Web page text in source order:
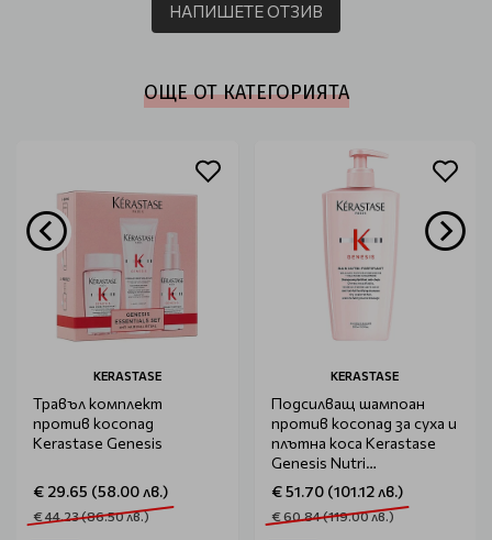
НАПИШЕТЕ ОТЗИВ
ОЩЕ ОТ КАТЕГОРИЯТА
KERASTASE
Травъл комплект
против косопад
Kerastase Genesis
€ 29.65 (58.00 лв.)
€ 44.23 (86.50 лв.)
KERASTASE
Подсилващ шампоан
против косопад за суха и
плътна коса Kerastase
Genesis Nutri
Fortifiant 500ml
€ 51.70 (101.12 лв.)
€ 60.84 (119.00 лв.)